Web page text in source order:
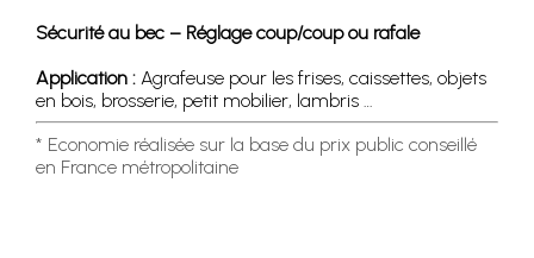
Sécurité au bec – Réglage coup/coup ou rafale
Application : Agrafeuse pour les frises, caissettes, objets
en bois, brosserie, petit mobilier, lambris …
* Economie réalisée sur la base du prix public conseillé
en France métropolitaine